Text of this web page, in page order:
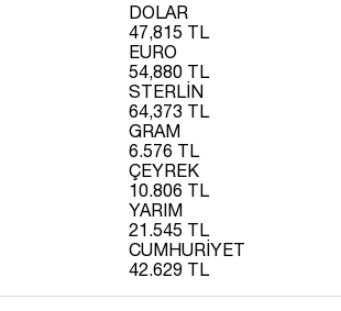
DOLAR
47,815 TL
EURO
54,880 TL
STERLİN
64,373 TL
GRAM
6.576 TL
ÇEYREK
10.806 TL
YARIM
21.545 TL
CUMHURİYET
42.629 TL